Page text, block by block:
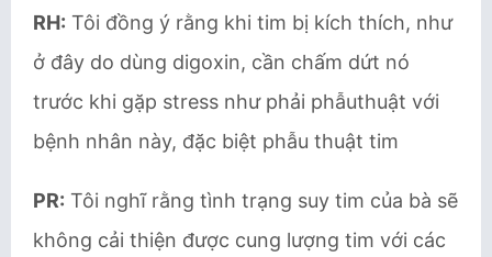
RH: Tôi đồng ý rằng khi tim bị kích thích, như
ở đây do dùng digoxin, cần chấm dứt nó
trước khi gặp stress như phải phẫuthuật với
bệnh nhân này, đặc biệt phẫu thuật tim
PR: Tôi nghĩ rằng tình trạng suy tim của bà sẽ
không cải thiện được cung lượng tim với các